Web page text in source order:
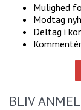
Mulighed
Modtag
Deltag i
BLIV